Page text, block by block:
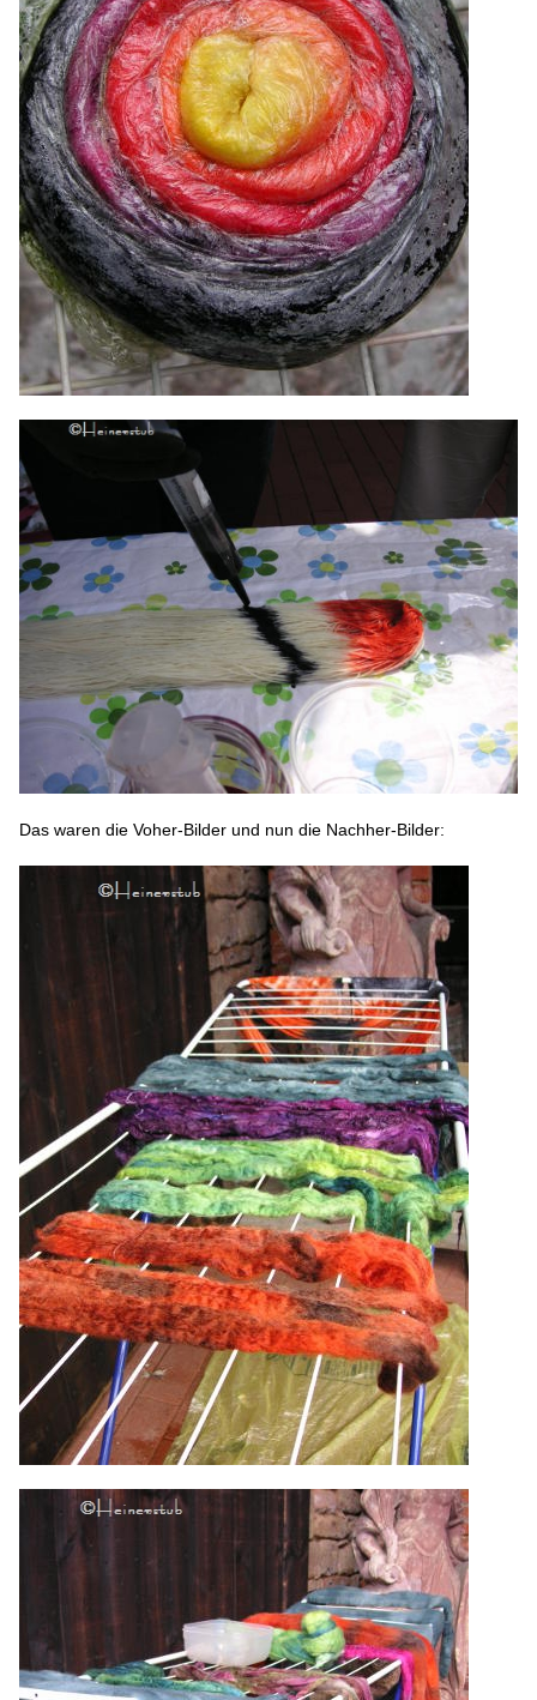
Das waren die Voher-Bilder und nun die Nachher-Bilder: